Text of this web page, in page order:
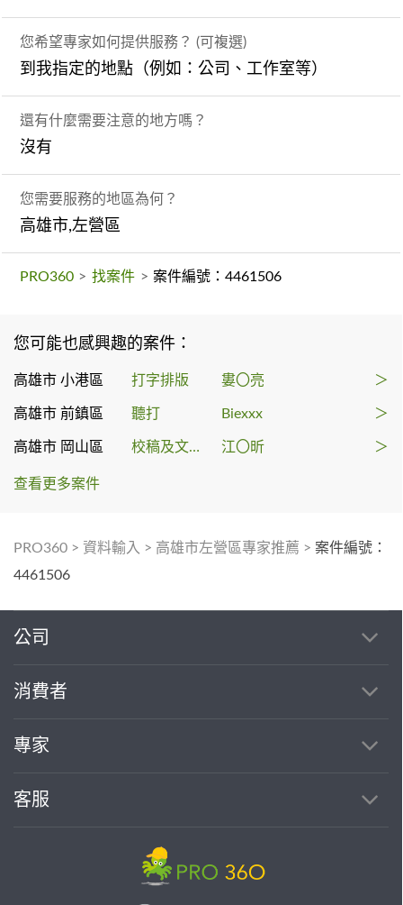
您希望專家如何提供服務？ (可複選)
到我指定的地點（例如：公司、工作室等）
還有什麼需要注意的地方嗎？
沒有
您需要服務的地區為何？
高雄市,左營區
PRO360 > 找案件 > 案件編號：4461506
您可能也感興趣的案件：
高雄市 小港區 打字排版 婁〇亮 ＞
高雄市 前鎮區 聽打 Biexxx ＞
高雄市 岡山區 校稿及文字編輯 江〇昕 ＞
查看更多案件
PRO360 > 資料輸入 > 高雄市左營區專家推薦 > 案件編號：
4461506
公司
消費者
專家
客服